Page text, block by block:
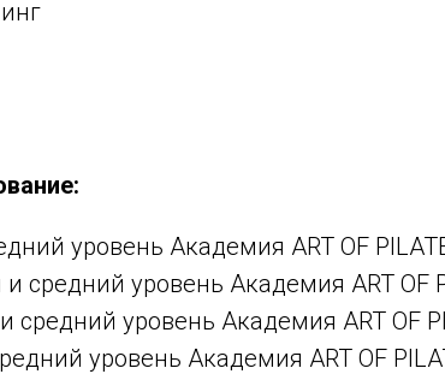
уровень Академия ART OF
средний уровень Академия ART OF
средний уровень Академия ART OF
уровень Академия ART OF